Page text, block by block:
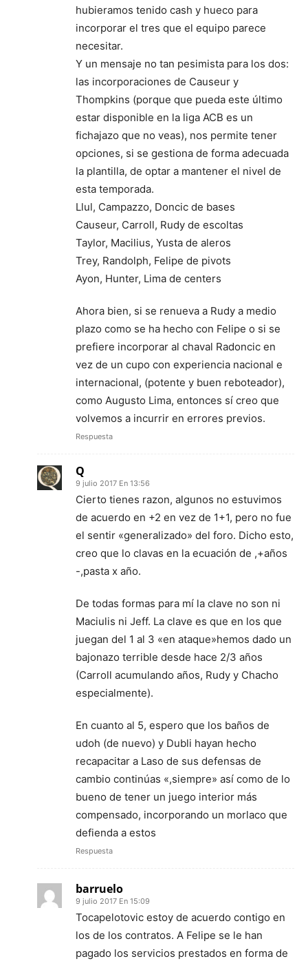
hubieramos tenido cash y hueco para
incorporar el tres que el equipo parece
necesitar.
Y un mensaje no tan pesimista para los dos:
las incorporaciones de Causeur y
Thompkins (porque que pueda este último
estar disponible en la liga ACB es un
fichajazo que no veas), nos permite tener
opciones, si se gestiona de forma adecuada
la plantilla, de optar a mantener el nivel de
esta temporada.
Llul, Campazzo, Doncic de bases
Causeur, Carroll, Rudy de escoltas
Taylor, Macilius, Yusta de aleros
Trey, Randolph, Felipe de pivots
Ayon, Hunter, Lima de centers
Ahora bien, si se renueva a Rudy a medio
plazo como se ha hecho con Felipe o si se
prefiere incorporar al chaval Radoncic en
vez de un cupo con experiencia nacional e
internacional, (potente y buen reboteador),
como Augusto Lima, entonces sí creo que
volvemos a incurrir en errores previos.
Respuesta
Q
9 julio 2017 En 13:56
Cierto tienes razon, algunos no estuvimos
de acuerdo en +2 en vez de 1+1, pero no fue
el sentir «generalizado» del foro. Dicho esto,
creo que lo clavas en la ecuación de ,+años
-,pasta x año.
De todas formas para mí la clave no son ni
Maciulis ni Jeff. La clave es que en los que
juegan del 1 al 3 «en ataque»hemos dado un
bajonazo terrible desde hace 2/3 años
(Carroll acumulando años, Rudy y Chacho
especialmente).
En cuanto al 5, espero que los baños de
udoh (de nuevo) y Dubli hayan hecho
recapacitar a Laso de sus defensas de
cambio continúas «,siempre» así como de lo
bueno de tener un juego interior más
compensado, incorporando un morlaco que
defienda a estos
Respuesta
barruelo
9 julio 2017 En 15:09
Tocapelotovic estoy de acuerdo contigo en
los de los contratos. A Felipe se le han
pagado los servicios prestados en forma de